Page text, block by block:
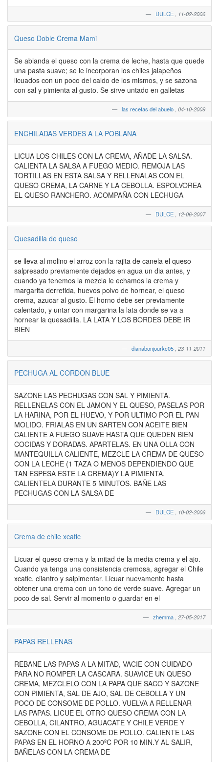
DULCE 11-02-2006
Queso Doble Crema Mami
Se ablanda el queso con la crema de leche, hasta que quede
una pasta suave; se le incorporan los chiles jalapeños
licuados con un poco del caldo de los mismos, y se sazona
con sal y pimienta al gusto. Se sirve untado en galletas
las recetas del abuelo 04-10-2009
ENCHILADAS VERDES A LA POBLANA
LICUA LOS CHILES CON LA CREMA, AÑADE LA SALSA.
CALIENTA LA SALSA A FUEGO MEDIO. REMOJA LAS
TORTILLAS EN ESTA SALSA Y RELLENALAS CON EL
QUESO CREMA, LA CARNE Y LA CEBOLLA. ESPOLVOREA
EL QUESO RANCHERO. ACOMPAÑA CON LECHUGA
DULCE 12-06-2007
Quesadilla de queso
se lleva al molino el arroz con la rajita de canela el queso
salpresado previamente dejados en agua un dia antes, y
cuando ya tenemos la mezcla le echamos la crema y
margarita derretida, huevos polvo de hornear, el queso
crema, azucar al gusto. El horno debe ser previamente
calentado, y untar con margarina la lata donde se va a
hornear la quesadilla. LA LATA Y LOS BORDES DEBE IR
BIEN
dianabonjourkc05 23-11-2011
PECHUGA AL CORDON BLUE
SAZONE LAS PECHUGAS CON SAL Y PIMIENTA.
RELLENELAS CON EL JAMON Y EL QUESO, PASELAS POR
LA HARINA, POR EL HUEVO, Y POR ULTIMO POR EL PAN
MOLIDO. FRIALAS EN UN SARTEN CON ACEITE BIEN
CALIENTE A FUEGO SUAVE HASTA QUE QUEDEN BIEN
COCIDAS Y DORADAS. APARTELAS. EN UNA OLLA CON
MANTEQUILLA CALIENTE, MEZCLE LA CREMA DE QUESO
CON LA LECHE (1 TAZA O MENOS DEPENDIENDO QUE
TAN ESPESA ESTE LA CREMA)Y LA PIMIENTA.
CALIENTELA DURANTE 5 MINUTOS. BAÑE LAS
PECHUGAS CON LA SALSA DE
DULCE 10-02-2006
Crema de chile xcatic
Licuar el queso crema y la mitad de la media crema y el ajo.
Cuando ya tenga una consistencia cremosa, agregar el Chile
xcatic, cilantro y salpimentar. Licuar nuevamente hasta
obtener una crema con un tono de verde suave. Agregar un
poco de sal. Servir al momento o guardar en el
zhemma 27-05-2017
PAPAS RELLENAS
REBANE LAS PAPAS A LA MITAD, VACIE CON CUIDADO
PARA NO ROMPER LA CASCARA. SUAVICE UN QUESO
CREMA, MEZCLELO CON LA PAPA QUE SACO Y SAZONE
CON PIMIENTA, SAL DE AJO, SAL DE CEBOLLA Y UN
POCO DE CONSOME DE POLLO. VUELVA A RELLENAR
LAS PAPAS. LICUE EL OTRO QUESO CREMA CON LA
CEBOLLA, CILANTRO, AGUACATE Y CHILE VERDE Y
SAZONE CON EL CONSOME DE POLLO. CALIENTE LAS
PAPAS EN EL HORNO A 200ºC POR 10 MIN.Y AL SALIR,
BAÑELAS CON LA CREMA DE